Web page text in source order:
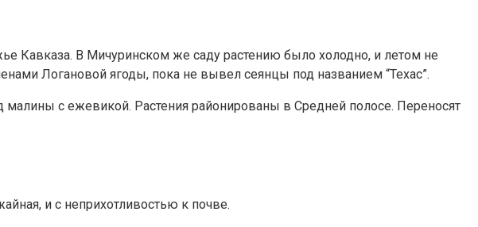
Кавказа. В Мичуринском же саду растению было холодно, и летом не
Логановой ягоды, пока не вывел сеянцы под названием “Техас”.
малины с ежевикой. Растения районированы в Средней полосе. Переносят
и с неприхотливостью к почве.